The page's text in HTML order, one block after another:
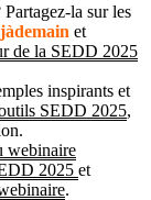
la sur les
et
de la SEDD 2025
inspirants et
SEDD 2025,
webinaire
2025 et
.